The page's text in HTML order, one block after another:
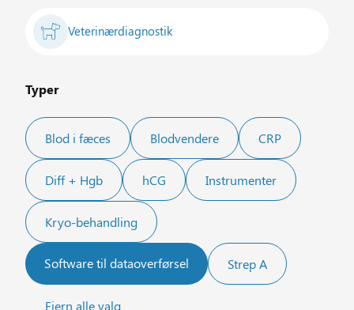
Veterinærdiagnostik
Typer
Blod i fæces Blodvendere CRP
Diff + Hgb hCG Instrumenter
Kryo-behandling
Software til dataoverførsel Strep A
Fjern alle valg